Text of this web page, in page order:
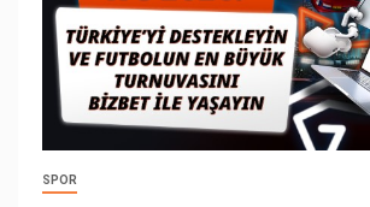
SPOR